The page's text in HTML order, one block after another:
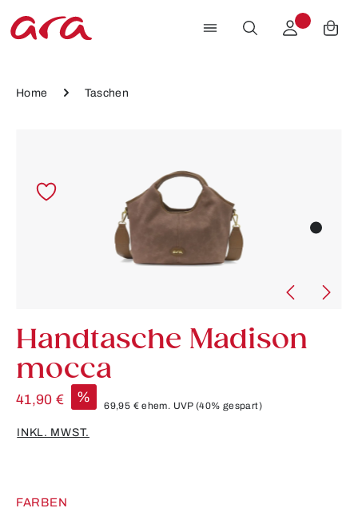
Zum Hauptinhalt springen
Home Taschen
Handtasche Madison
mocca
41,90 € %
69,95 €ehem. UVP(40% gespart)
INKL. MWST.
FARBEN